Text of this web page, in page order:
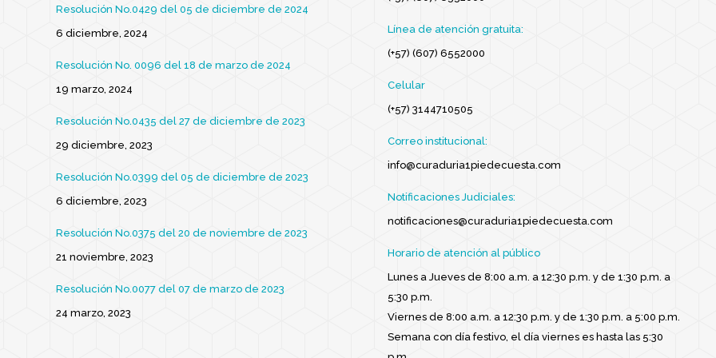
Resolución No.0429 del 05 de diciembre de 2024
6 diciembre, 2024
Resolución No. 0096 del 18 de marzo de 2024
19 marzo, 2024
Resolución No.0435 del 27 de diciembre de 2023
29 diciembre, 2023
Resolución No.0399 del 05 de diciembre de 2023
6 diciembre, 2023
Resolución No.0375 del 20 de noviembre de 2023
21 noviembre, 2023
Resolución No.0077 del 07 de marzo de 2023
24 marzo, 2023
Línea de atención gratuita:
(+57) (607) 6552000
Celular
(+57) 3144710505
Correo institucional:
info@curaduria1piedecuesta.com
Notificaciones Judiciales:
notificaciones@curaduria1piedecuesta.com
Horario de atención al público
Lunes a Jueves de 8:00 a.m. a 12:30 p.m. y de 1:30 p.m. a
5:30 p.m.
Viernes de 8:00 a.m. a 12:30 p.m. y de 1:30 p.m. a 5:00 p.m.
Semana con día festivo, el día viernes es hasta las 5:30